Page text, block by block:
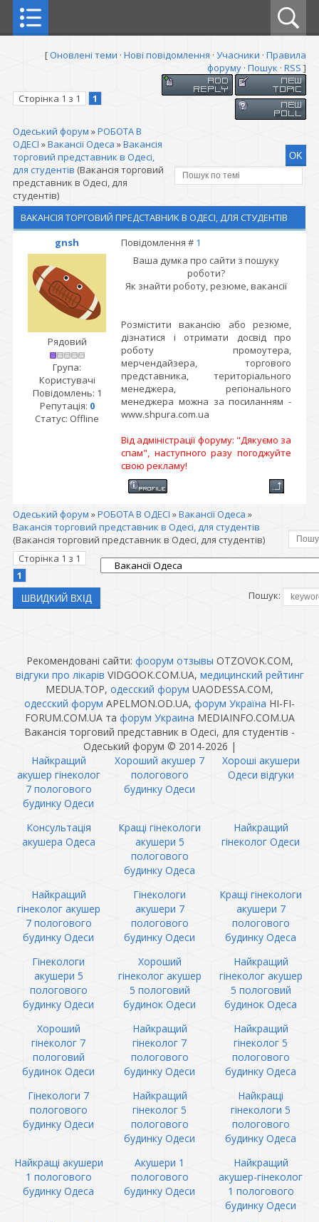
[Оновлені теми · Нові повідомлення · Учасники · Правила
форуму · Пошук · RSS ]
Сторінка 1 з 1 1
Одеський форум »РОБОТА В
ОДЕСІ »Вакансії Одеса »Вакансія
торговий представник в Одесі,
для студентів (Вакансія торговий
представник в Одесі, для
студентів)
ВАКАНСІЯ ТОРГОВИЙ ПРЕДСТАВНИК В ОДЕСІ, ДЛЯ СТУДЕНТІВ
gnsh
Повідомлення # 1
Рядовий
Група:
Користувачі
Повідомлень: 1
Репутація: 0
Статус: Offline
Ваша думка про сайти з пошуку
роботи?
Як знайти роботу, резюме, вакансії
Розмістити вакансію або резюме,
дізнатися і отримати досвід про
роботу промоутера,
мерчендайзера, торгового
представника, територіального
менеджера, регіонального
менеджера можна за посиланням -
www.shpura.com.ua
Від адміністрації форуму: "Дякуємо за
спам", наступного разу погоджуйте
свою рекламу!
Одеський форум »РОБОТА В ОДЕСІ »Вакансії Одеса »
Вакансія торговий представник в Одесі, для студентів
(Вакансія торговий представник в Одесі, для студентів)
Сторінка 1 з 1
1
Пошук:
Рекомендовані сайти: фоорум отзывы OTZOVOK.COM,
відгуки про лікарів VIDGOOK.COM.UA, медицинский рейтинг
MEDUA.TOP, одесский форум UAODESSA.COM,
одесский форум APELMON.OD.UA, форум Україна HI-FI-
FORUM.COM.UA та форум Украина MEDIAINFO.COM.UA
Вакансія торговий представник в Одесі, для студентів -
Одеський форум © 2014-2026 |
Найкращий
акушер гінеколог
7 пологового
будинку Одеси
Хороший акушер 7
пологового
будинку Одеси
Хороші акушери
Одеси відгуки
Консультація
акушера Одеса
Кращі гінекологи
акушери 5
пологового
будинку Одеса
Найкращий
гінеколог Одеси
Найкращий
гінеколог акушер
7 пологового
будинку Одеси
Гінекологи
акушери 7
пологового
будинку Одеси
Кращі гінекологи
акушери 7
пологового
будинку Одеса
Гінекологи
акушери 5
пологового
будинку Одеси
Хороший
гінеколог акушер
5 пологовий
будинок Одеси
Найкращий
гінеколог акушер
5 пологовий
будинок Одеса
Хороший
гінеколог 7
пологовий
будинок Одеси
Найкращий
гінеколог 7
пологового
будинку Одеси
Найкращий
гінеколог 5
пологового
будинку Одеса
Гінекологи 7
пологового
будинку Одеси
Найкращий
гінеколог 5
пологового
будинку Одеси
Найкращі
гінекологи 5
пологового
будинку Одеса
Найкращі акушери
1 пологового
будинку Одеса
Акушери 1
пологового
будинку Одеси
Найкращий
акушер-гінеколог
1 пологового
будинку Одеси